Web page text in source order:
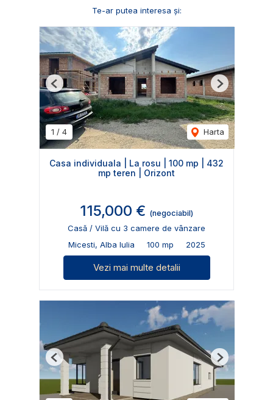
Te-ar putea interesa și:
1 / 4 Harta
Previous Next
Casa individuala | La rosu | 100 mp | 432
mp teren | Orizont
115,000 € (negociabil)
Casă / Vilă cu 3 camere de vânzare
Micesti, Alba Iulia
100 mp 2025
Vezi mai multe detalii
Previous Next